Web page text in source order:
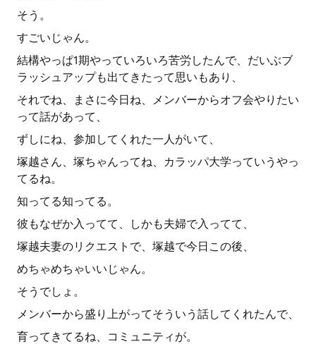
そう。
すごいじゃん。
結構やっぱ1期やっていろいろ苦労したんで、だいぶブ
ラッシュアップも出てきたって思いもあり、
それでね、まさに今日ね、メンバーからオフ会やりたい
って話があって、
ずしにね、参加してくれた一人がいて、
塚越さん、塚ちゃんってね、カラッパ大学っていうやっ
てるね。
知ってる知ってる。
彼もなぜか入ってて、しかも夫婦で入ってて、
塚越夫妻のリクエストで、塚越で今日この後、
めちゃめちゃいいじゃん。
そうでしょ。
メンバーから盛り上がってそういう話してくれたんで、
育ってきてるね、コミュニティが。